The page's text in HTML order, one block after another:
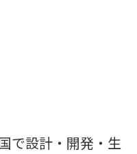
で設計・開発・生